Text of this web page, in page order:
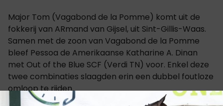
Major Tom (Vagabond de la Pomme) komt uit de
fokkerij van ARmand van Gijsel, uit Sint-Gillis-Waas.
Samen met de zoon van Vagabond de la Pomme
bleef Pessoa de Amerikaanse Katharine A. Dinan
met Out of the Blue SCF (Verdi TN) voor. Enkel deze
twee combinaties slaagden erin een dubbel foutloze
omloop te rijden.